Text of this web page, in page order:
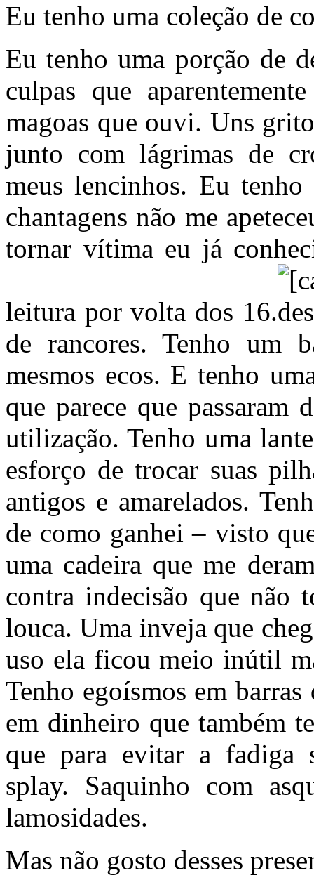
Eu tenho uma coleção de
Eu tenho uma porção de
culpas que
magoas que ouvi. Uns
junto com lágrimas de
meus lencinhos. Eu
chantagens não me
tornar vítima eu já
leitura por volta dos 16.
de rancores. Tenho um
mesmos ecos. E tenho
que parece que
utilização. Tenho uma
esforço de trocar suas
antigos e amarelados.
de como ganhei – visto
uma cadeira que me
contra indecisão que não
louca. Uma inveja que
uso ela ficou meio inútil
Tenho egoísmos em
em dinheiro que também
que para evitar a fadiga
splay. Saquinho com
lamosidades.
Mas não gosto desses